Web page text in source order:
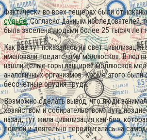
Фактически во всех пещерах были
судьбе. Согласно данным исследователей,
была заселена людьми более 25 тысяч лет
Как раз тут показалась на свет
именовали поедателями моллюсков. В
нашли целые горы панцирей моллюсков
аналогичных организмов. Кроме этого были
бессчётные орудия труда.
Возможно сделать вывод, что люди
хозяйством и собирательством. Чуть
назад, тут жила цивилизация каи-бео,
ловлей и деятельно передвигалась на